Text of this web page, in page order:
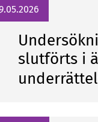
slutförts i